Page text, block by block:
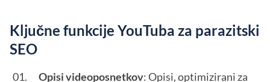
Ključne funkcije YouTuba za parazitski
SEO
Opisi videoposnetkov: Opisi, optimizirani za